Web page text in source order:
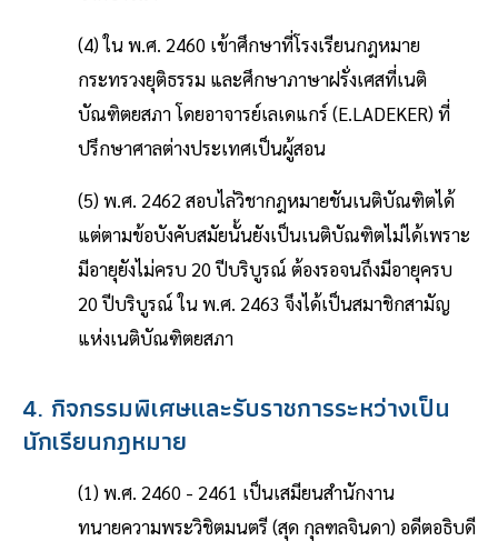
(4) ใน พ.ศ. 2460 เข้าศึกษาที่โรงเรียนกฎหมาย
กระทรวงยุติธรรม และศึกษาภาษาฝรั่งเศสที่เนติ
บัณฑิตยสภา โดยอาจารย์เลเดแกร์ (E.LADEKER) ที่
ปรึกษาศาลต่างประเทศเป็นผู้สอน
(5) พ.ศ. 2462 สอบไล่วิชากฎหมายชันเนติบัณฑิตได้
แต่ตามข้อบังคับสมัยนั้นยังเป็นเนติบัณฑิตไม่ได้เพราะ
มีอายุยังไม่ครบ 20 ปีบริบูรณ์ ต้องรอจนถึงมีอายุครบ
20 ปีบริบูรณ์ ใน พ.ศ. 2463 จึงได้เป็นสมาชิกสามัญ
แห่งเนติบัณฑิตยสภา
4. กิจกรรมพิเศษและรับราชการระหว่างเป็น
นักเรียนกฎหมาย
(1) พ.ศ. 2460 - 2461 เป็นเสมียนสำนักงาน
ทนายความพระวิชิตมนตรี (สุด กุลฑลจินดา) อดีตอธิบดี